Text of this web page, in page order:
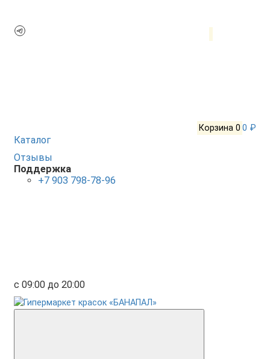
Корзина 0 0 ₽
Каталог
Отзывы
Поддержка
+7 903 798-78-96
с 09:00 до 20:00